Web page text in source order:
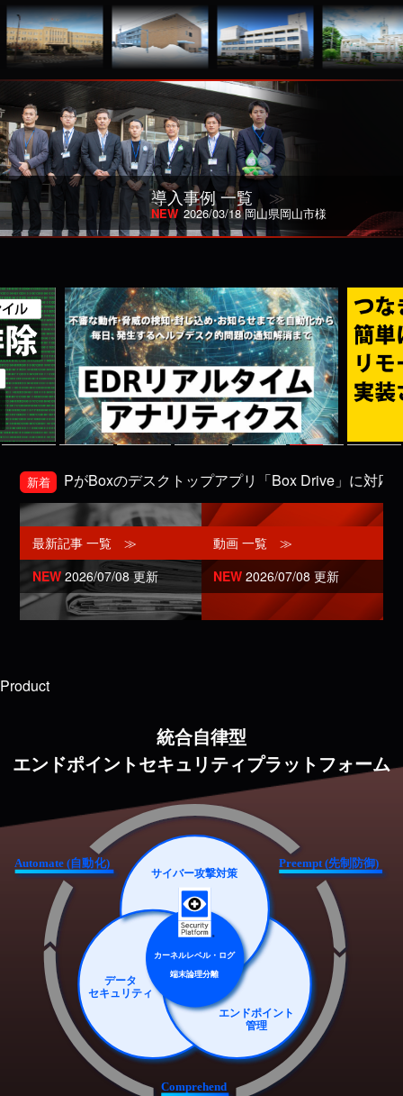
導入事例 一覧 ≫
NEW 2026/03/18 岡山県岡山市様
新着
がBoxのデスクトップアプリ「Box Drive」に対応しました
最新記事 一覧 ≫
NEW2026/07/08 更新
動画 一覧 ≫
NEW 2026/07/08 更新
Product
統合自律型
エンドポイントセキュリティプラットフォーム
エンドポイント
管理
データ
セキュリティ
サイバー攻撃対策
端末論理分離
カーネルレベル・ログ
Comprehend
Preempt (先制防御)
Automate (自動化)